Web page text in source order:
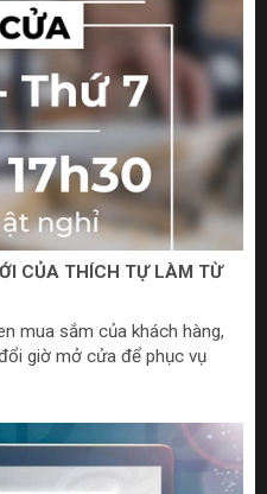
CỦA THÍCH TỰ LÀM TỪ
mua sắm của khách hàng,
giờ mở cửa để phục vụ